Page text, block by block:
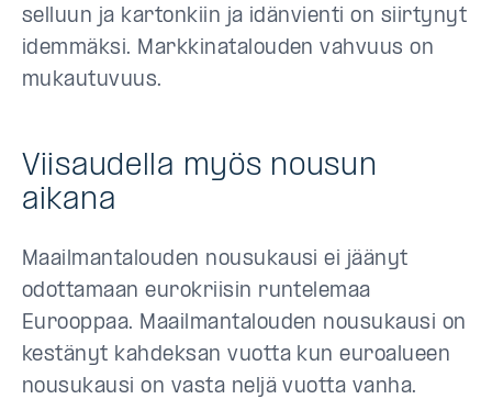
selluun ja kartonkiin ja idänvienti on siirtynyt
idemmäksi. Markkinatalouden vahvuus on
mukautuvuus.
Viisaudella myös nousun
aikana
Maailmantalouden nousukausi ei jäänyt
odottamaan eurokriisin runtelemaa
Eurooppaa. Maailmantalouden nousukausi on
kestänyt kahdeksan vuotta kun euroalueen
nousukausi on vasta neljä vuotta vanha.